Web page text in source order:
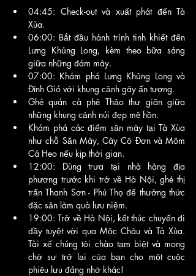
04:45: Check-out và xuất phát đến Tà
Xùa.
06:00: Bắt đầu hành trình tinh khiết đến
Lưng Khủng Long, kèm theo bữa sáng
giữa những đám mây.
07:00: Khám phá Lưng Khủng Long và
Đỉnh Gió với khung cảnh gây ấn tượng.
Ghé quán cà phê Thảo thư giãn giữa
những khung cảnh núi đẹp mê hồn.
Khám phá các điểm săn mây tại Tà Xùa
như chỗ Săn Mây, Cây Cô Đơn và Mõm
Cá Heo nếu kịp thời gian.
12:00: Dùng trưa tại nhà hàng địa
phương trước khi trở về Hà Nội, ghé thị
trấn Thanh Sơn - Phú Thọ để thưởng thức
đặc sản làm quà lưu niệm.
19:00: Trở về Hà Nội, kết thúc chuyến đi
đầy tuyệt vời qua Mộc Châu và Tà Xùa.
Tài xế chúng tôi chào tạm biệt và mong
chờ sự trở lại của bạn cho một cuộc
phiêu lưu đáng nhớ khác!